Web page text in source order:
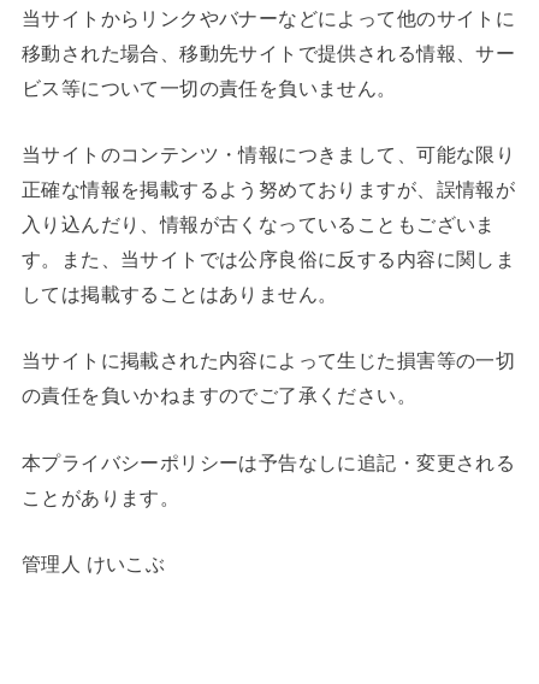
当サイトからリンクやバナーなどによって他のサイトに
移動された場合、移動先サイトで提供される情報、サー
ビス等について一切の責任を負いません。
当サイトのコンテンツ・情報につきまして、可能な限り
正確な情報を掲載するよう努めておりますが、誤情報が
入り込んだり、情報が古くなっていることもございま
す。また、当サイトでは公序良俗に反する内容に関しま
しては掲載することはありません。
当サイトに掲載された内容によって生じた損害等の一切
の責任を負いかねますのでご了承ください。
本プライバシーポリシーは予告なしに追記・変更される
ことがあります。
管理人 けいこぶ